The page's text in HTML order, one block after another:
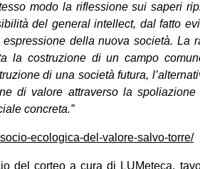
modo la riflessione sui saperi
del general intellect, dal fatto
della nuova società. La
la costruzione di un campo
di una società futura,
di valore attraverso la spoliazione
concreta.”
ecologica-del-valore-salvo-torre/
del corteo a cura di LUMeteca,